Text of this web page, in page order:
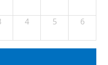
4 5 6